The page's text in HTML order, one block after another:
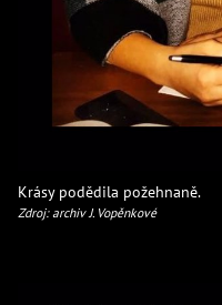
Krásy podědila požehnaně.
Zdroj: archiv J. Vopěnkové